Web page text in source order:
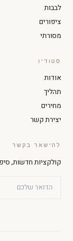
לבבות
ציפורים
מסורתי
סטודיו
אודות
תהליך
מחירים
יצירת קשר
להישאר בקשר
קולקציות חדשות,